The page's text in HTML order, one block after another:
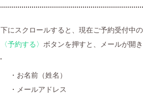
下にスクロールすると、現在ご予約受付中
〈予約する〉 ボタンを押すと、メールが開
・お名前（姓名）
・メールアドレス